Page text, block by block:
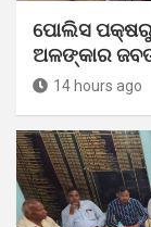
ପୋଲିସ ପକ୍ଷରୁ
ଅଳଙ୍କାର
14 hours ago